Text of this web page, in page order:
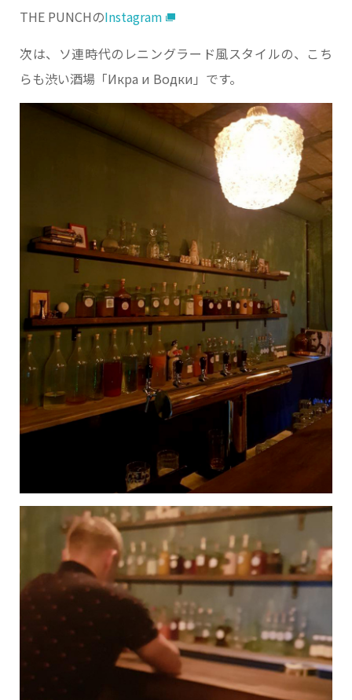
THE PUNCHのInstagram
次は、ソ連時代のレニングラード風スタイルの、こち
らも渋い酒場「Икра и Водки」です。